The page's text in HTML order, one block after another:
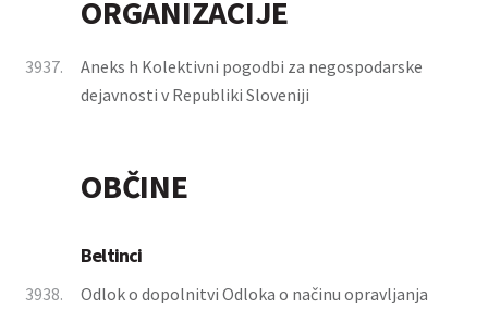
ORGANIZACIJE
3937.
Aneks h Kolektivni pogodbi za negospodarske
dejavnosti v Republiki Sloveniji
OBČINE
Beltinci
3938.
Odlok o dopolnitvi Odloka o načinu opravljanja